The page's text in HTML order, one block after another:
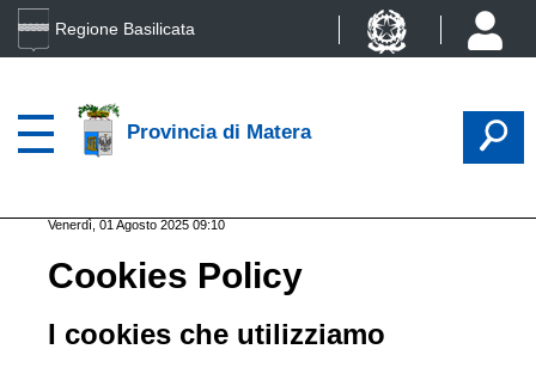
Regione Basilicata
Provincia di Matera
Venerdì, 01 Agosto 2025 09:10
Cookies Policy
I cookies che utilizziamo